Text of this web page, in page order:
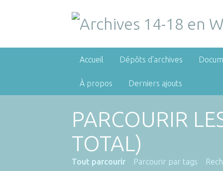
Accueil Dépôts d'archives
À propos Derniers ajouts
PARCOURIR
TOTAL)
Tout parcourir Parcourir par tags